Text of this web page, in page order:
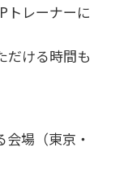
トレーナーに
だける時間も
場（東京・